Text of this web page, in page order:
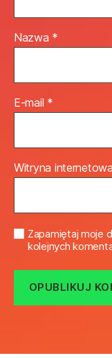
Nazwa *
E-mail *
Witryna internetowa
Zapamiętaj moje
kolejnych